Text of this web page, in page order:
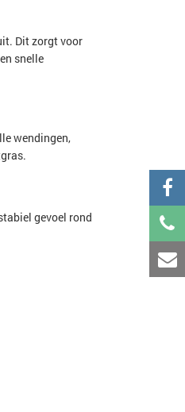
Dit zorgt voor
snelle
wendingen,
gevoel rond